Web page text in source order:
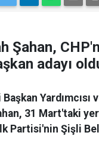
Şahan,
adayı
Yardımcısı
31 Mart'taki
Partisi'nin Şişli